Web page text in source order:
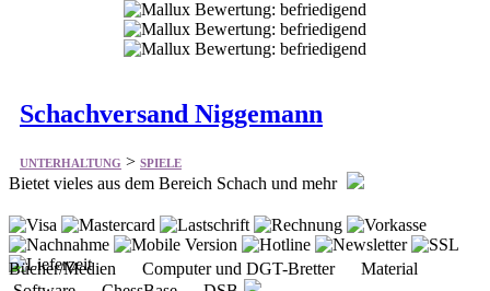
Schachversand Niggemann
UNTERHALTUNG > SPIELE
Bietet vieles aus dem Bereich Schach und mehr
Bücher/Medien Computer und DGT-Bretter Material